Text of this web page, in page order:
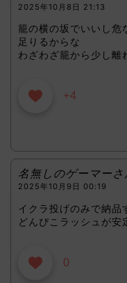
2025年10月8日 21:13
籠の横の坂でいいし危
足りるからな
わざわざ籠から少し離
+4
名無しのゲーマーさ
2025年10月9日 00:19
イクラ投げのみで納品
どんぴこラッシュが安
0